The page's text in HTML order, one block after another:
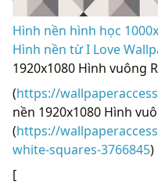
Hình nền hình học
Hình nền từ I Love
1920x1080 Hình vuông
(https://
nền 1920x1080 Hình
(https://
white-squares-3766845)
[